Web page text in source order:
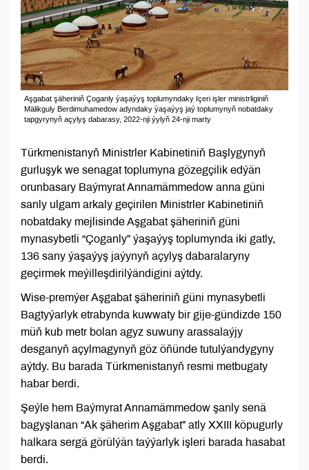
Aşgabat şäheriniň Çoganly ýaşaýyş toplumyndaky Içeri işler ministrliginiň
Mälikguly Berdimuhamedow adyndaky ýaşaýyş jaý toplumynyň nobatdaky
tapgyrynyň açylyş dabarasy, 2022-nji ýylyň 24-nji marty
Türkmenistanyň Ministrler Kabinetiniň Başlygynyň
gurluşyk we senagat toplumyna gözegçilik edýän
orunbasary Baýmyrat Annamämmedow anna güni
sanly ulgam arkaly geçirilen Ministrler Kabinetiniň
nobatdaky mejlisinde Aşgabat şäheriniň güni
mynasybetli “Çoganly” ýaşaýyş toplumynda iki gatly,
136 sany ýaşaýyş jaýynyň açylyş dabaralaryny
geçirmek meýilleşdirilýändigini aýtdy.
Wise-premýer Aşgabat şäheriniň güni mynasybetli
Bagtyýarlyk etrabynda kuwwaty bir gije-gündizde 150
müň kub metr bolan agyz suwuny arassalaýjy
desganyň açylmagynyň göz öňünde tutulýandygyny
aýtdy. Bu barada Türkmenistanyň resmi metbugaty
habar berdi.
Şeýle hem Baýmyrat Annamämmedow şanly senä
bagyşlanan “Ak şäherim Aşgabat” atly XXIII köpugurly
halkara sergä görülýän taýýarlyk işleri barada hasabat
berdi.